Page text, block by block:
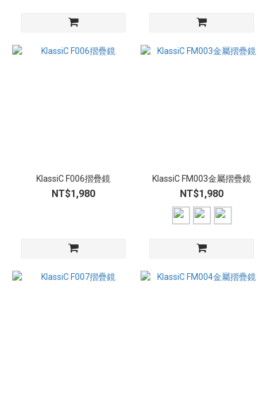
KlassiC F006摺疊鏡
NT$1,980
KlassiC FM003金屬摺疊鏡
NT$1,980